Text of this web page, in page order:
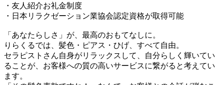
・友人紹介お礼金制度
・日本リラクゼーション業協会認定資格が取得可能
「あなたらしさ」が、最高のおもてなしに。
りらくるでは、髪色・ピアス・ひげ、すべて自由。
セラピストさん自身がリラックスして、自分らしく輝いてい
ることが、お客様への質の高いサービスに繋がると考えてい
ます。